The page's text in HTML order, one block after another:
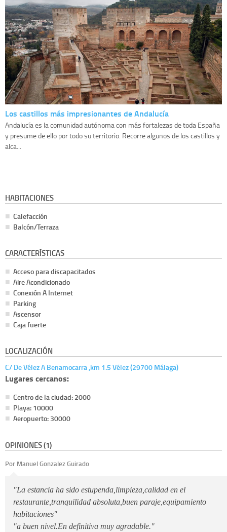
Los castillos más impresionantes de Andalucía
Andalucía es la comunidad autónoma con más fortalezas de toda España
y presume de ello por todo su territorio. Recorre algunos de los castillos y
alca...
HABITACIONES
Calefacción
Balcón/Terraza
CARACTERÍSTICAS
Acceso para discapacitados
Aire Acondicionado
Conexión A Internet
Parking
Ascensor
Caja fuerte
LOCALIZACIÓN
C/ De Vélez A Benamocarra ,km 1.5 Vélez (29700 Málaga)
Lugares cercanos:
Centro de la ciudad: 2000
Playa: 10000
Aeropuerto: 30000
OPINIONES (1)
Por Manuel Gonzalez Guirado
"La estancia ha sido estupenda,limpieza,calidad en el
restaurante,tranquilidad absoluta,buen paraje,equipamiento
habitaciones"
"a buen nivel.En definitiva muy agradable."